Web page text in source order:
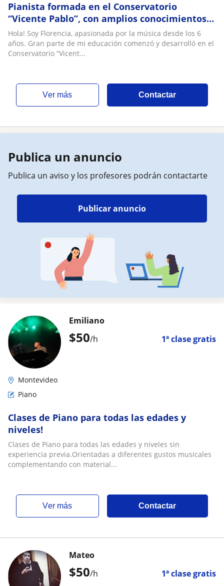
Pianista formada en el Conservatorio
“Vicente Pablo”, con amplios conocimientos
musicales aplicados al instrumento. ¡Clases
person
Hola! Soy Florencia, apasionada por la música desde los 6
años. Gran parte de mi educación comenzó y desarrolló en el
Conservatorio “Vicent...
ver más Contactar
Publica un anuncio
Publica un aviso y los profesores podrán contactarte
Publicar anuncio
$50/h 1ª clase gratis
Emiliano
Montevideo
Piano
Clases de Piano para todas las edades y
niveles!
Clases de Piano para todas las edades y niveles sin
experiencia previa.Orientadas a diferentes gustos musicales
complementando con material...
ver más Contactar
$50/h 1ª clase gratis
Mateo